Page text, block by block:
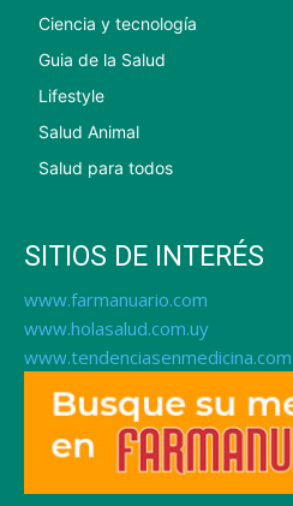
Ciencia y tecnología
Guia de la Salud
Lifestyle
Salud Animal
Salud para todos
SITIOS DE INTERÉS
www.farmanuario.com
www.holasalud.com.uy
www.tendenciasenmedicina.com